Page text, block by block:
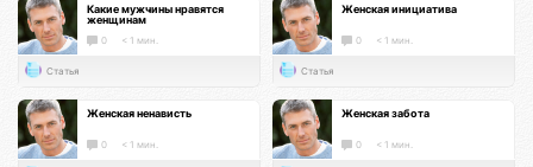
Какие мужчины нравятся
женщинам
0 < 1 мин.
Статья
Женская инициатива
0 < 1 мин.
Статья
Женская ненависть
0 < 1 мин.
Женская забота
0 < 1 мин.